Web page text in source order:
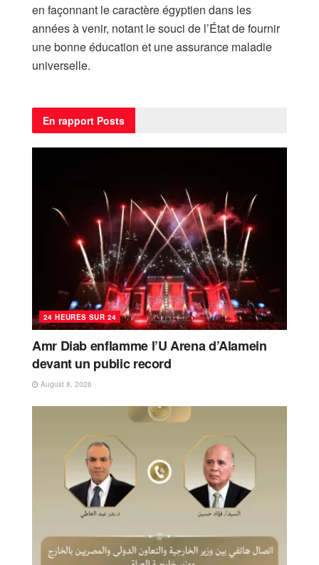
en façonnant le caractère égyptien dans les
années à venir, notant le souci de l’État de fournir
une bonne éducation et une assurance maladie
universelle.
En rapport Posts
24 HEURES SUR 24
Amr Diab enflamme l’U Arena d’Alamein
devant un public record
August 8, 2026